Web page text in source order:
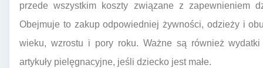
przede wszystkim koszty związane z zapewnieniem
Obejmuje to zakup odpowiedniej żywności, odzieży i
wieku, wzrostu i pory roku. Ważne są również
artykuły pielęgnacyjne, jeśli dziecko jest małe.